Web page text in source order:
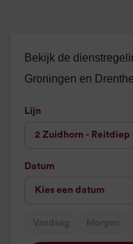
Bekijk de
Groningen en Drenthe
Lijn
Datum
Vandaag Morgen